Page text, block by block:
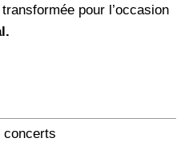
pour l’occasion
concerts